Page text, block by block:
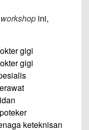
workshop ini,
gigi
gigi
keteknisan